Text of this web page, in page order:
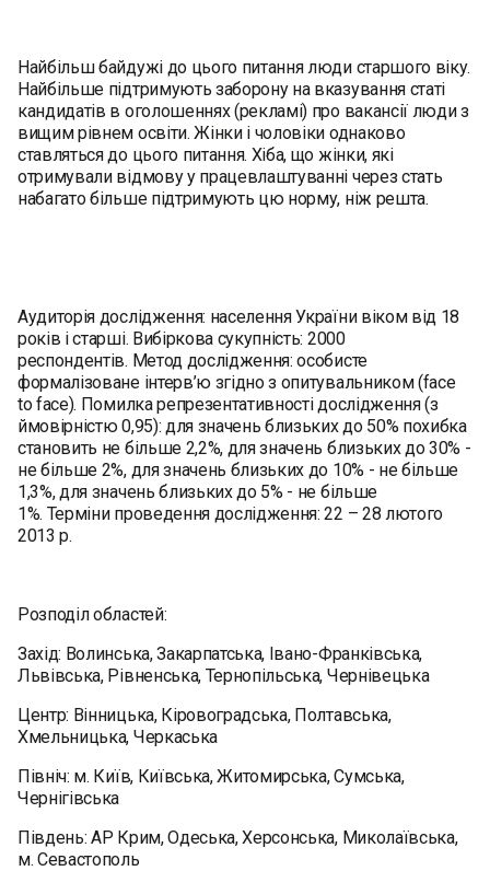
Найбільш байдужі до цього питання люди старшого віку.
Найбільше підтримують заборону на вказування статі
кандидатів в оголошеннях (рекламі) про вакансії люди з
вищим рівнем освіти. Жінки і чоловіки однаково
ставляться до цього питання. Хіба, що жінки, які
отримували відмову у працевлаштуванні через стать
набагато більше підтримують цю норму, ніж решта.
Аудиторія дослідження: населення України віком від 18
років і старші. Вибіркова сукупність: 2000
респондентів. Метод дослідження: особисте
формалізоване інтерв’ю згідно з опитувальником (face
to face). Помилка репрезентативності дослідження (з
ймовірністю 0,95): для значень близьких до 50% похибка
становить не більше 2,2%, для значень близьких до 30% -
не більше 2%, для значень близьких до 10% - не більше
1,3%, для значень близьких до 5% - не більше
1%. Терміни проведення дослідження: 22 – 28 лютого
2013 р.
Розподіл областей:
Захід: Волинська, Закарпатська, Івано-Франківська,
Львівська, Рівненська, Тернопільська, Чернівецька
Центр: Вінницька, Кіровоградська, Полтавська,
Хмельницька, Черкаська
Північ: м. Київ, Київська, Житомирська, Сумська,
Чернігівська
Південь: АР Крим, Одеська, Херсонська, Миколаївська,
м. Севастополь